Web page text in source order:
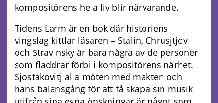
kompositörens hela liv blir närvarande.
Tidens Larm är en bok där historiens
vingslag kittlar läsaren –Stalin, Chrusjtjov
och Stravinsky är bara några av de personer
som fladdrar förbi i kompositörens närhet.
Sjostakovitj alla möten med makten och
hans balansgång för att få skapa sin musik